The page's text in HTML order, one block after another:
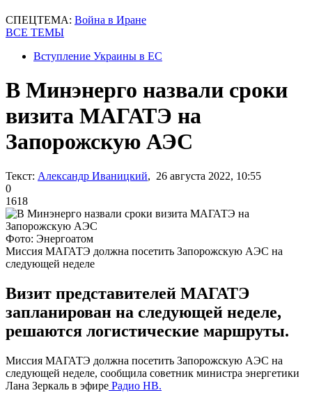
СПЕЦТЕМА: Война в Иране
ВСЕ ТЕМЫ
Вступление Украины в ЕС
В Минэнерго назвали сроки
визита МАГАТЭ на
Запорожскую АЭС
Текст: Александр Иваницкий, 26 августа 2022, 10:55
0
1618
Фото: Энергоатом
Миссия МАГАТЭ должна посетить Запорожскую АЭС на
следующей неделе
Визит представителей МАГАТЭ
запланирован на следующей неделе,
решаются логистические маршруты.
Миссия МАГАТЭ должна посетить Запорожскую АЭС на
следующей неделе, сообщила советник министра энергетики
Лана Зеркаль в эфире Радио НВ.